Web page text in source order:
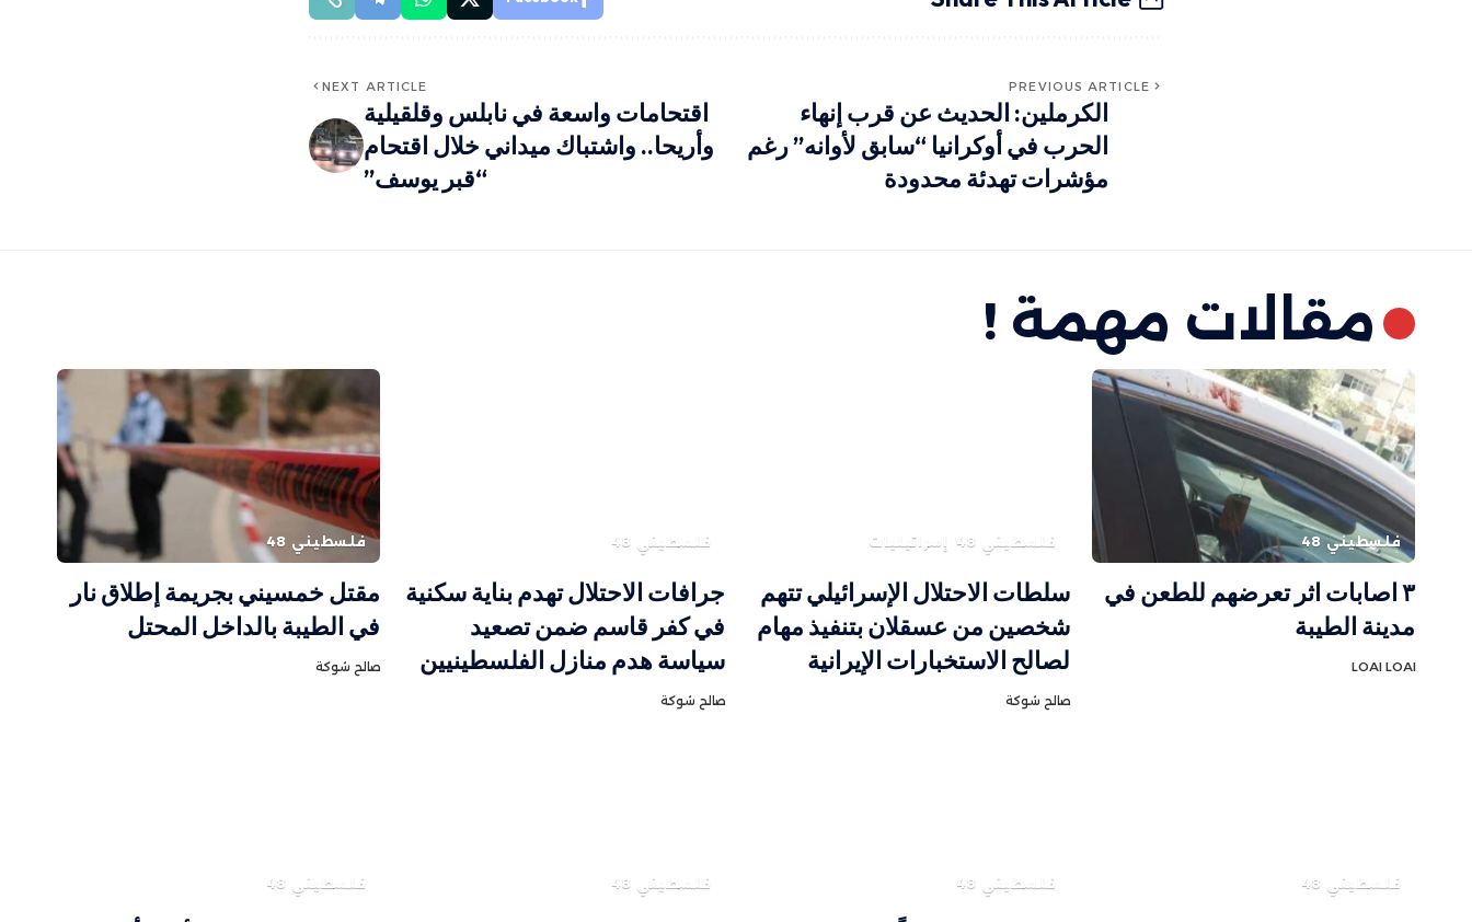
PREVIOUS ARTICLE
الكرملين: الحديث عن قرب إنهاء
الحرب في أوكرانيا “سابق لأوانه” رغم
مؤشرات تهدئة محدودة
NEXT ARTICLE
اقتحامات واسعة في نابلس وقلقيلية
وأريحا.. واشتباك ميداني خلال اقتحام
“قبر يوسف”
مقالات مهمة !
فلسطيني 48
٣ اصابات اثر تعرضهم للطعن في
مدينة الطيبة
LOAI LOAI
فلسطيني 48 إسرائيليات
سلطات الاحتلال الإسرائيلي تتهم
شخصين من عسقلان بتنفيذ مهام
لصالح الاستخبارات الإيرانية
صالح شوكة
فلسطيني 48
جرافات الاحتلال تهدم بناية سكنية
في كفر قاسم ضمن تصعيد
سياسة هدم منازل الفلسطينيين
صالح شوكة
فلسطيني 48
مقتل خمسيني بجريمة إطلاق نار
في الطيبة بالداخل المحتل
صالح شوكة
فلسطيني 48 فلسطيني 48 فلسطيني 48 فلسطيني 48